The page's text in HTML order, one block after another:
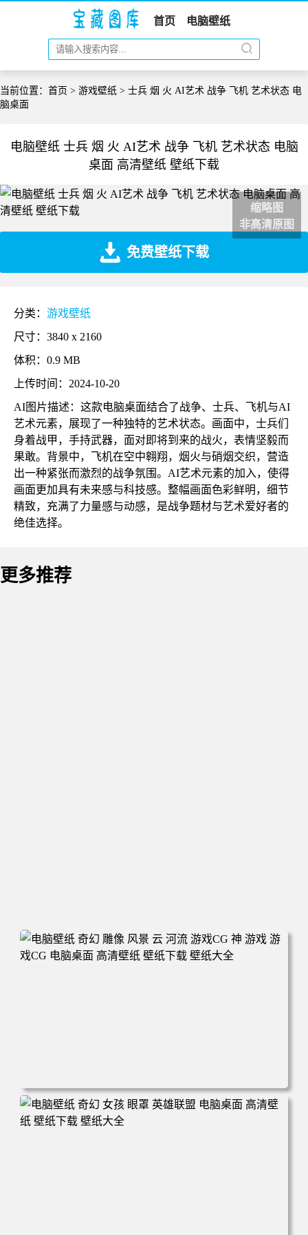
首页 电脑壁纸
当前位置： 首页 > 游戏壁纸 > 士兵 烟 火 AI艺术 战争 飞机 艺术状态 电
脑桌面
电脑壁纸 士兵 烟 火 AI艺术 战争 飞机 艺术状态 电脑
桌面 高清壁纸 壁纸下载
缩略图
非高清原图
免费壁纸下载
分类： 游戏壁纸
尺寸：3840 x 2160
体积：0.9 MB
上传时间：2024-10-20
AI图片描述：这款电脑桌面结合了战争、士兵、飞机与AI
艺术元素，展现了一种独特的艺术状态。画面中，士兵们
身着战甲，手持武器，面对即将到来的战火，表情坚毅而
果敢。背景中，飞机在空中翱翔，烟火与硝烟交织，营造
出一种紧张而激烈的战争氛围。AI艺术元素的加入，使得
画面更加具有未来感与科技感。整幅画面色彩鲜明，细节
精致，充满了力量感与动感，是战争题材与艺术爱好者的
绝佳选择。
更多推荐
电脑壁纸 奇幻 雕像 风景 云 河流 游戏CG 神 游戏 游戏CG
电脑桌面 高清壁纸 壁纸下载 壁纸大全